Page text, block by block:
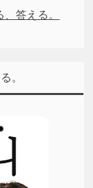
答える。
。